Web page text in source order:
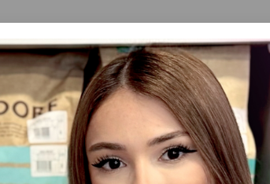
чистоту и свежесть в доме.
за пределы лотка.
кошек, обеспечивая гигиену и